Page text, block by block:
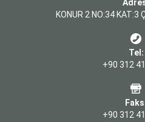
KONUR 2 NO:34 KAT:3
Tel:
+90 312
+90 312